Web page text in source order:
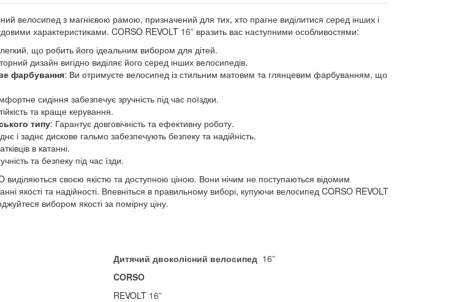
велосипед з магнієвою рамою, призначений для тих, хто прагне виділитися серед інших і
характеристиками. CORSO REVOLT 16”вразить вас наступними особливостями:
що робить його ідеальним вибором для дітей.
дизайн вигідно виділяє його серед інших велосипедів.
фарбування: Ви отримуєте велосипед із стильним матовим та глянцевим фарбуванням, що
сидіння забезпечує зручність під час поїздки.
та краще керування.
типу: Гарантує довговічність та ефективну роботу.
і заднє дискове гальмо забезпечують безпеку та надійність.
в катанні.
та безпеку під час їзди.
виділяються своєю якістю та доступною ціною. Вони нічим не поступаються відомим
якості та надійності. Впевніться в правильному виборі, купуючи велосипед CORSO REVOLT
вибором якості за помірну ціну.
Дитячий двоколісний велосипед 16”
CORSO
REVOLT 16”